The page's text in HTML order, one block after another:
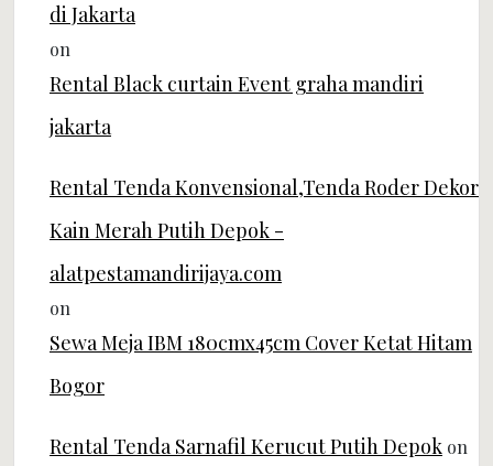
di Jakarta
on
Rental Black curtain Event graha mandiri
jakarta
Rental Tenda Konvensional,Tenda Roder Dekor
Kain Merah Putih Depok -
alatpestamandirijaya.com
on
Sewa Meja IBM 180cmx45cm Cover Ketat Hitam
Bogor
Rental Tenda Sarnafil Kerucut Putih Depok on